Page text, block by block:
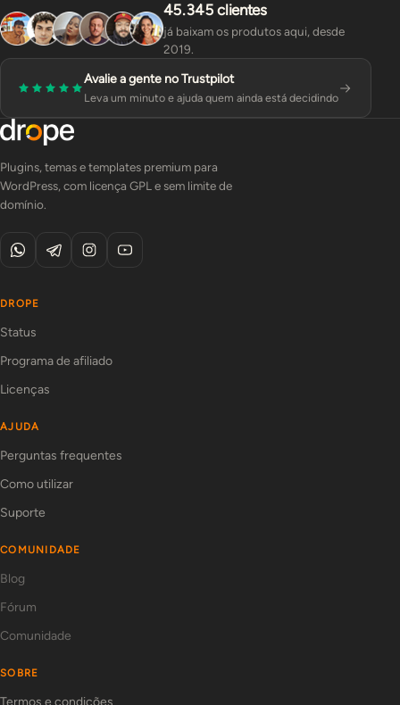
45.345 clientes
já baixam os produtos aqui, desde
2019.
Avalie a gente no Trustpilot
Leva um minuto e ajuda quem ainda está decidindo
Plugins, temas e templates premium para
WordPress, com licença GPL e sem limite de
domínio.
DROPE
Status
Programa de afiliado
Licenças
AJUDA
Perguntas frequentes
Como utilizar
Suporte
COMUNIDADE
Blog
Fórum
Comunidade
SOBRE